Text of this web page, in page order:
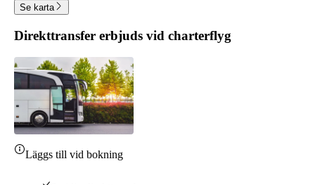
Se karta
Direkttransfer erbjuds vid charterflyg
Läggs till vid bokning